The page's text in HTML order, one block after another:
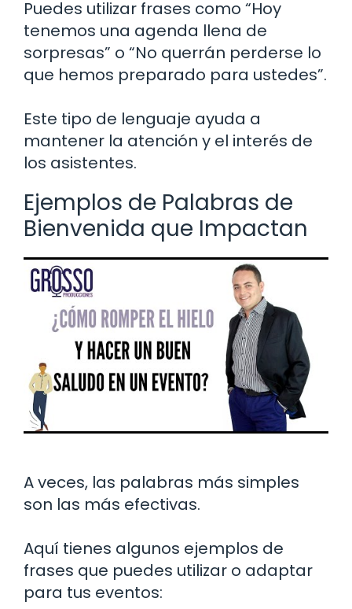
Puedes utilizar frases como “Hoy
tenemos una agenda llena de
sorpresas” o “No querrán perderse lo
que hemos preparado para ustedes”.
Este tipo de lenguaje ayuda a
mantener la atención y el interés de
los asistentes.
Ejemplos de Palabras de
Bienvenida que Impactan
A veces, las palabras más simples
son las más efectivas.
Aquí tienes algunos ejemplos de
frases que puedes utilizar o adaptar
para tus eventos: